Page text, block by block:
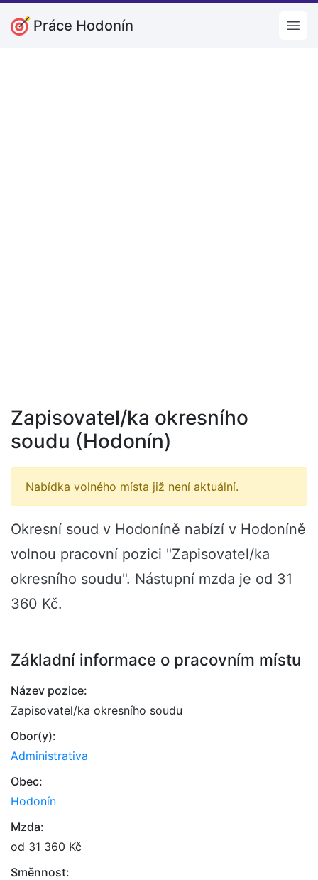
Práce Hodonín
Zapisovatel/ka okresního
soudu (Hodonín)
Nabídka volného místa již není aktuální.
Okresní soud v Hodoníně nabízí v Hodoníně
volnou pracovní pozici "Zapisovatel/ka
okresního soudu". Nástupní mzda je od 31
360 Kč.
Základní informace o pracovním místu
Název pozice:
Zapisovatel/ka okresního soudu
Obor(y):
Administrativa
Obec:
Hodonín
Mzda:
od 31 360 Kč
Směnnost: